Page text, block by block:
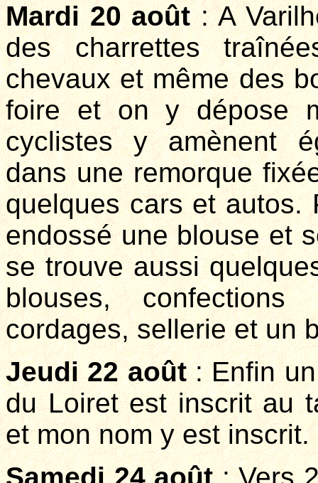
Mardi 20 août: A
des charrettes
chevaux et même des
foire et on y dépose
cyclistes y amènent
dans une remorque
quelques cars et autos.
endossé une blouse et
se trouve aussi
blouses,
cordages, sellerie et un
Jeudi 22 août: Enfin un
du Loiret est inscrit au
et mon nom y est inscrit.